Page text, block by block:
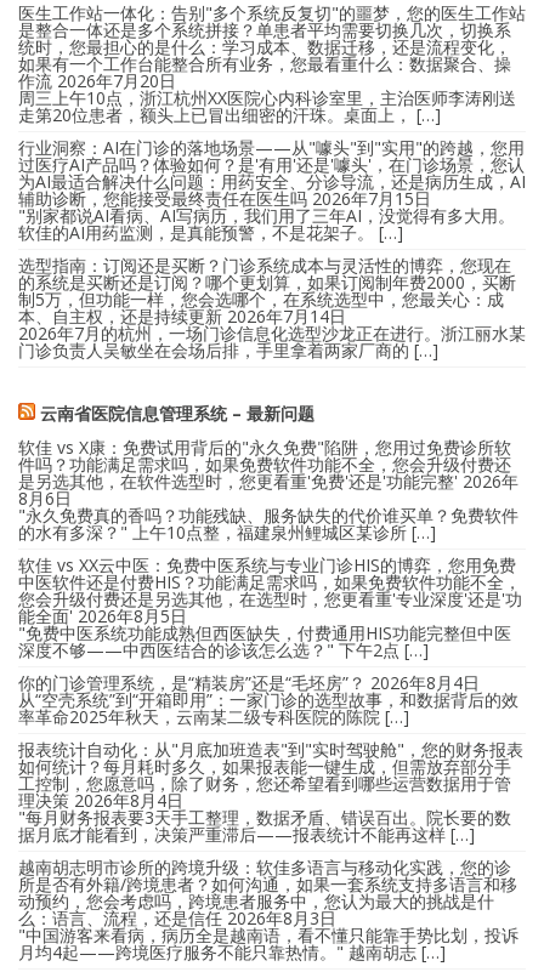
医生工作站一体化：告别"多个系统反复切"的噩梦，您的医生工作站
是整合一体还是多个系统拼接？单患者平均需要切换几次，切换系
统时，您最担心的是什么：学习成本、数据迁移，还是流程变化，
如果有一个工作台能整合所有业务，您最看重什么：数据聚合、操
作流 2026年7月20日
周三上午10点，浙江杭州XX医院心内科诊室里，主治医师李涛刚送
走第20位患者，额头上已冒出细密的汗珠。桌面上， […]
行业洞察：AI在门诊的落地场景——从"噱头"到"实用"的跨越，您用
过医疗AI产品吗？体验如何？是'有用'还是'噱头'，在门诊场景，您认
为AI最适合解决什么问题：用药安全、分诊导流，还是病历生成，AI
辅助诊断，您能接受最终责任在医生吗 2026年7月15日
"别家都说AI看病、AI写病历，我们用了三年AI，没觉得有多大用。
软佳的AI用药监测，是真能预警，不是花架子。 […]
选型指南：订阅还是买断？门诊系统成本与灵活性的博弈，您现在
的系统是买断还是订阅？哪个更划算，如果订阅制年费2000，买断
制5万，但功能一样，您会选哪个，在系统选型中，您最关心：成
本、自主权，还是持续更新 2026年7月14日
2026年7月的杭州，一场门诊信息化选型沙龙正在进行。浙江丽水某
门诊负责人吴敏坐在会场后排，手里拿着两家厂商的 […]
云南省医院信息管理系统 – 最新问题
软佳 vs X康：免费试用背后的"永久免费"陷阱，您用过免费诊所软
件吗？功能满足需求吗，如果免费软件功能不全，您会升级付费还
是另选其他，在软件选型时，您更看重'免费'还是'功能完整' 2026年
8月6日
"永久免费真的香吗？功能残缺、服务缺失的代价谁买单？免费软件
的水有多深？" 上午10点整，福建泉州鲤城区某诊所 […]
软佳 vs XX云中医：免费中医系统与专业门诊HIS的博弈，您用免费
中医软件还是付费HIS？功能满足需求吗，如果免费软件功能不全，
您会升级付费还是另选其他，在选型时，您更看重'专业深度'还是'功
能全面' 2026年8月5日
"免费中医系统功能成熟但西医缺失，付费通用HIS功能完整但中医
深度不够——中西医结合的诊该怎么选？" 下午2点 […]
你的门诊管理系统，是“精装房”还是“毛坯房”？ 2026年8月4日
从“空壳系统”到“开箱即用”：一家门诊的选型故事，和数据背后的效
率革命2025年秋天，云南某二级专科医院的陈院 […]
报表统计自动化：从"月底加班造表"到"实时驾驶舱"，您的财务报表
如何统计？每月耗时多久，如果报表能一键生成，但需放弃部分手
工控制，您愿意吗，除了财务，您还希望看到哪些运营数据用于管
理决策 2026年8月4日
"每月财务报表要3天手工整理，数据矛盾、错误百出。院长要的数
据月底才能看到，决策严重滞后——报表统计不能再这样 […]
越南胡志明市诊所的跨境升级：软佳多语言与移动化实践，您的诊
所是否有外籍/跨境患者？如何沟通，如果一套系统支持多语言和移
动预约，您会考虑吗，跨境患者服务中，您认为最大的挑战是什
么：语言、流程，还是信任 2026年8月3日
"中国游客来看病，病历全是越南语，看不懂只能靠手势比划，投诉
月均4起——跨境医疗服务不能只靠热情。" 越南胡志 […]